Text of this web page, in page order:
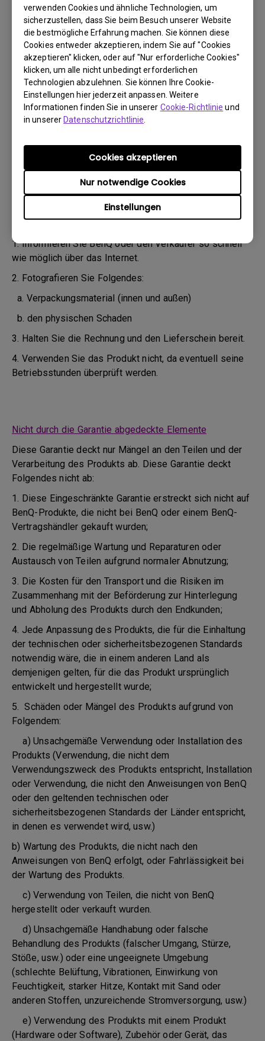
verwenden Cookies und ähnliche Technologien, um
sicherzustellen, dass Sie beim Besuch unserer Website
die bestmögliche Erfahrung machen. Sie können diese
Cookies entweder akzeptieren, indem Sie auf "Cookies
akzeptieren" klicken, oder auf "Nur erforderliche Cookies"
klicken, um alle nicht unbedingt erforderlichen
Technologien abzulehnen. Sie können Ihre Cookie-
Einstellungen hier jederzeit anpassen. Weitere
Informationen finden Sie in unserer Cookie-Richtlinie und
in unsererDatenschutzrichtlinie
Einstellungen
Nur notwendige Cookies
Cookies akzeptieren
(„BenQ-Team“) wird Sie daraufhin per E-Mail
kontaktieren.
- Das BenQ-Team wird Ihnen zunächst Schritte zur
Fehlerbehebung nennen, um Ihnen zu helfen oder den
Defekt zu bestätigen.
- Sobald der Defekt durch den Agenten, der für Ihren Fall
zuständig ist, bestätigt wurde, wird eine RMA-Nummer
für Ihr Produkt ausgestellt.
- Sie müssen das Produkt an BenQ zurückgeben, sofern
Dienstanbieter genannt wurde. Falls Ihr Produkt Ihnen
mit einem physischen Schaden geliefert wurde, bitten
wir Sie, folgende Informationen bereitzuhalten.
- Dadurch können wir besser herausfinden, ob der
Schaden während des Transports oder bereits davor
entstanden ist.
1. Informieren Sie BenQ oder den Verkäufer so schnell
wie möglich über das Internet.
2. Fotografieren Sie Folgendes:
a. Verpackungsmaterial (innen und außen)
b. den physischen Schaden
3. Halten Sie die Rechnung und den Lieferschein bereit.
4. Verwenden Sie das Produkt nicht, da eventuell seine
Betriebsstunden überprüft werden.
Nicht durch die Garantie abgedeckte Elemente
Diese Garantie deckt nur Mängel an den Teilen und der
Verarbeitung des Produkts ab. Diese Garantie deckt
Folgendes nicht ab:
1. Diese Eingeschränkte Garantie erstreckt sich nicht auf
BenQ-Produkte, die nicht bei BenQ oder einem BenQ-
Vertragshändler gekauft wurden;
2. Die regelmäßige Wartung und Reparaturen oder
Austausch von Teilen aufgrund normaler Abnutzung;
3. Die Kosten für den Transport und die Risiken im
Zusammenhang mit der Beförderung zur Hinterlegung
und Abholung des Produkts durch den Endkunden;
4. Jede Anpassung des Produkts, die für die Einhaltung
der technischen oder sicherheitsbezogenen Standards
notwendig wäre, die in einem anderen Land als
demjenigen gelten, für die das Produkt ursprünglich
entwickelt und hergestellt wurde;
5. Schäden oder Mängel des Produkts aufgrund von
Folgendem:
a) Unsachgemäße Verwendung oder Installation des
Produkts (Verwendung, die nicht dem
Verwendungszweck des Produkts entspricht, Installation
oder Verwendung, die nicht den Anweisungen von BenQ
oder den geltenden technischen oder
sicherheitsbezogenen Standards der Länder entspricht,
in denen es verwendet wird, usw.)
b) Wartung des Produkts, die nicht nach den
Anweisungen von BenQ erfolgt, oder Fahrlässigkeit bei
der Wartung des Produkts.
c) Verwendung von Teilen, die nicht von BenQ
hergestellt oder verkauft wurden.
d) Unsachgemäße Handhabung oder falsche
Behandlung des Produkts (falscher Umgang, Stürze,
Stöße, usw.) oder eine ungeeignete Umgebung
(schlechte Belüftung, Vibrationen, Einwirkung von
Feuchtigkeit, starker Hitze, Kontakt mit Sand oder
anderen Stoffen, unzureichende Stromversorgung, usw.)
e) Verwendung des Produkts mit einem Produkt
(Hardware oder Software), Zubehör oder Gerät, das